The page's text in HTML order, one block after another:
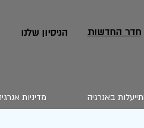
הניסיון שלנו חדר החדשות
באנרגיה מדיניות